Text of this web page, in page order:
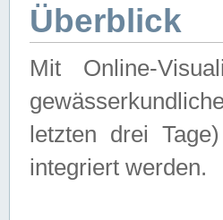
Überblick
Mit Online-
letzten drei
integriert werden.